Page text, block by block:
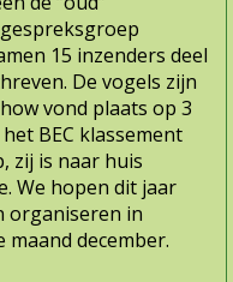
15 inzenders deel
De vogels zijn
vond plaats op 3
BEC klassement
zij is naar huis
We hopen dit jaar
organiseren in
maand december.